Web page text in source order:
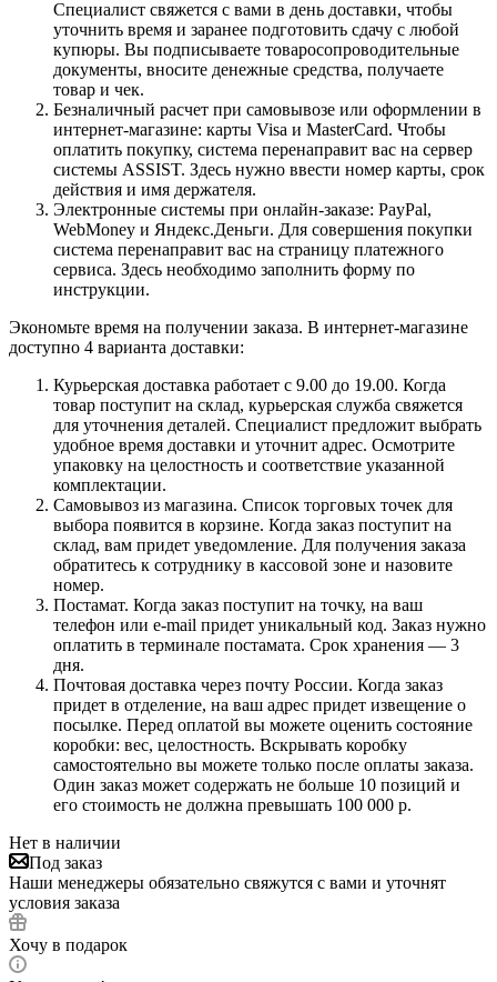
Специалист свяжется с вами в день доставки, чтобы
уточнить время и заранее подготовить сдачу с любой
купюры. Вы подписываете товаросопроводительные
документы, вносите денежные средства, получаете
товар и чек.
Безналичный расчет при самовывозе или оформлении в
интернет-магазине: карты Visa и MasterCard. Чтобы
оплатить покупку, система перенаправит вас на сервер
системы ASSIST. Здесь нужно ввести номер карты, срок
действия и имя держателя.
Электронные системы при онлайн-заказе: PayPal,
WebMoney и Яндекс.Деньги. Для совершения покупки
система перенаправит вас на страницу платежного
сервиса. Здесь необходимо заполнить форму по
инструкции.
Экономьте время на получении заказа. В интернет-магазине
доступно 4 варианта доставки:
Курьерская доставка работает с 9.00 до 19.00. Когда
товар поступит на склад, курьерская служба свяжется
для уточнения деталей. Специалист предложит выбрать
удобное время доставки и уточнит адрес. Осмотрите
упаковку на целостность и соответствие указанной
комплектации.
Самовывоз из магазина. Список торговых точек для
выбора появится в корзине. Когда заказ поступит на
склад, вам придет уведомление. Для получения заказа
обратитесь к сотруднику в кассовой зоне и назовите
номер.
Постамат. Когда заказ поступит на точку, на ваш
телефон или e-mail придет уникальный код. Заказ нужно
оплатить в терминале постамата. Срок хранения — 3
дня.
Почтовая доставка через почту России. Когда заказ
придет в отделение, на ваш адрес придет извещение о
посылке. Перед оплатой вы можете оценить состояние
коробки: вес, целостность. Вскрывать коробку
самостоятельно вы можете только после оплаты заказа.
Один заказ может содержать не больше 10 позиций и
его стоимость не должна превышать 100 000 р.
Нет в наличии
Под заказ
Наши менеджеры обязательно свяжутся с вами и уточнят
условия заказа
Хочу в подарок